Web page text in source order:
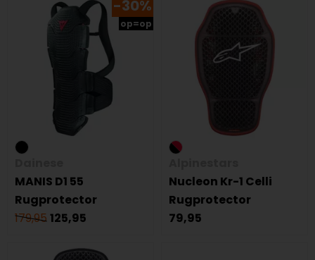
-30%
op=op
MANIS D1 55
Rugprotector
179,95 125,95
Nucleon Kr-1 Celli
Rugprotector
79,95